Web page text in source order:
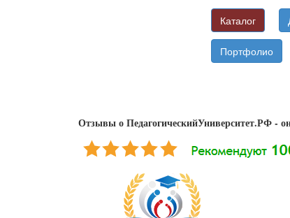
Каталог
Портфолио
Отзывы о ПедагогическийУниверситет.РФ -